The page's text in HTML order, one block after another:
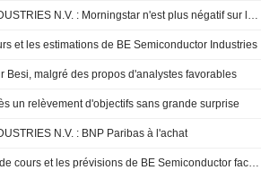
BE SEMICONDUCTOR INDUSTRIES N.V. : Morningstar n'est plus négatif sur le dossier
et les estimations de BE Semiconductor Industries
Besi, malgré des propos d'analystes favorables
un relèvement d'objectifs sans grande surprise
N.V. : BNP Paribas à l'achat
Berenberg relève l'objectif de cours et les prévisions de BE Semiconductor face à l'optimisme sur la demande liée à l'IA